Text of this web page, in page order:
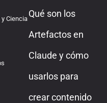
Ciencia Qué son los
Artefactos en
Claude y cómo
usarlos para
crear contenido